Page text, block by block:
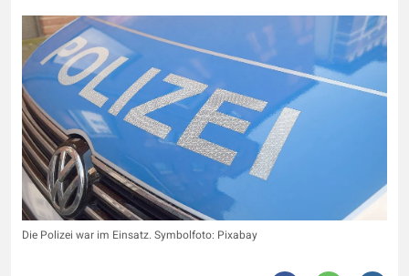
Die Polizei war im Einsatz. Symbolfoto: Pixabay